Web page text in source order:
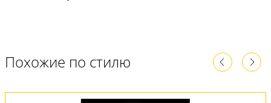
Похожие по стилю